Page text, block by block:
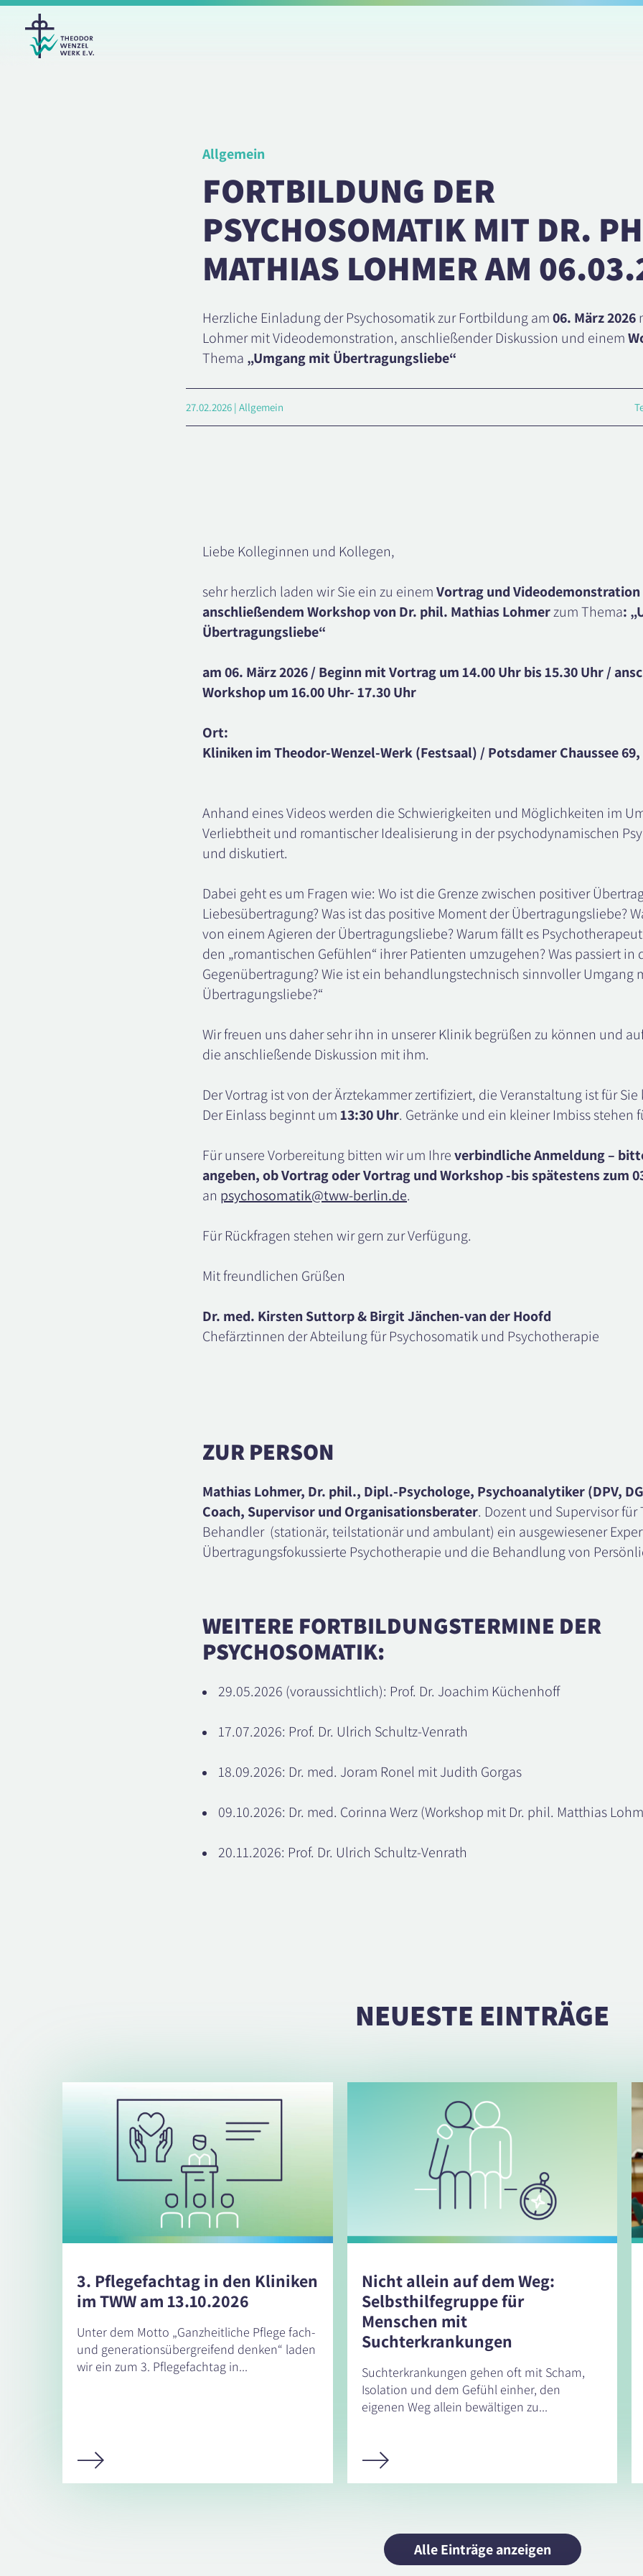
Allgemein
FORTBILDUNG DER
PSYCHOSOMATIK MIT DR.
MATHIAS LOHMER AM
Herzliche Einladung der Psychosomatik zur Fortbildung am06. März 2026
Lohmer mit Videodemonstration, anschließender Diskussion und einem
Thema „Umgang mit Übertragungsliebe“
27.02.2026 | Allgemein
Liebe Kolleginnen und Kollegen,
sehr herzlich laden wir Sie ein zu einemVortrag und
anschließendem Workshop von Dr. phil. Mathias Lohmerzum Thema:
Übertragungsliebe“
am 06. März 2026 /Beginn mit Vortrag um 14.00 Uhr bis 15.30 Uhr /
Workshop um 16.00 Uhr- 17.30 Uhr
Ort:
Kliniken im Theodor-Wenzel-Werk (Festsaal) / Potsdamer Chaussee
Anhand eines Videos werden die Schwierigkeiten und Möglichkeiten im
Verliebtheit und romantischer Idealisierung in der psychodynamischen
und diskutiert.
Dabei geht es um Fragen wie: Wo ist die Grenze zwischen positiver
Liebesübertragung? Was ist das positive Moment der Übertragungsliebe?
von einem Agieren der Übertragungsliebe? Warum fällt es
den „romantischen Gefühlen“ ihrer Patienten umzugehen? Was passiert in
Gegenübertragung? Wie ist ein behandlungstechnisch sinnvoller Umgang
Übertragungsliebe?“
Wir freuen uns daher sehr ihn in unserer Klinik begrüßen zu können und
die anschließende Diskussion mit ihm.
Der Vortrag ist von der Ärztekammer zertifiziert, die Veranstaltung ist für
Der Einlass beginnt um13:30 Uhr. Getränke und ein kleiner Imbiss stehen
Für unsere Vorbereitung bitten wir um Ihreverbindliche Anmeldung –
angeben, ob Vortrag oder Vortrag und Workshop -bis spätestens zum
an psychosomatik@tww-berlin.de.
Für Rückfragen stehen wir gern zur Verfügung.
Mit freundlichen Grüßen
Dr. med. Kirsten Suttorp & Birgit Jänchen-van der Hoofd
Chefärztinnen der Abteilung für Psychosomatik und Psychotherapie
ZUR PERSON
Mathias Lohmer, Dr. phil., Dipl.-Psychologe, Psychoanalytiker (DPV,
Coach, Supervisor und Organisationsberater. Dozent und Supervisor für
Behandler (stationär, teilstationär und ambulant) ein ausgewiesener
Übertragungsfokussierte Psychotherapie und die Behandlung von
WEITERE FORTBILDUNGSTERMINE DER
PSYCHOSOMATIK:
29.05.2026 (voraussichtlich): Prof. Dr. Joachim Küchenhoff
17.07.2026: Prof. Dr. Ulrich Schultz-Venrath
18.09.2026: Dr. med. Joram Ronel mit Judith Gorgas
09.10.2026: Dr. med. Corinna Werz (Workshop mit Dr. phil. Matthias
20.11.2026: Prof. Dr. Ulrich Schultz-Venrath
NEUESTE EINTRÄGE
3. Pflegefachtag in den Kliniken
im TWW am 13.10.2026
Unter dem Motto „Ganzheitliche Pflege fach-
und generationsübergreifend denken“ laden
wir ein zum 3. Pflegefachtag in...
Nicht allein auf dem Weg:
Selbsthilfegruppe für
Menschen mit
Suchterkrankungen
Suchterkrankungen gehen oft mit Scham,
Isolation und dem Gefühl einher, den
eigenen Weg allein bewältigen zu...
Alle Einträge anzeigen